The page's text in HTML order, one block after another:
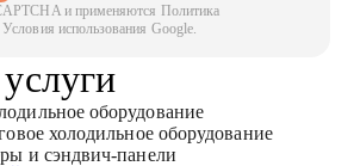
и применяются Политика
использования Google.
оборудование
холодильное оборудование
и сэндвич-панели